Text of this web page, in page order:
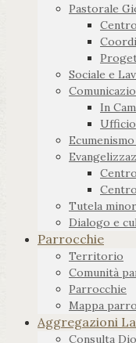
Pastorale
Sociale e
In
Tutela
Dialogo e
Parrocchie
Territorio
Comunità
Parrocchie
Mappa
Aggregazioni
Consulta